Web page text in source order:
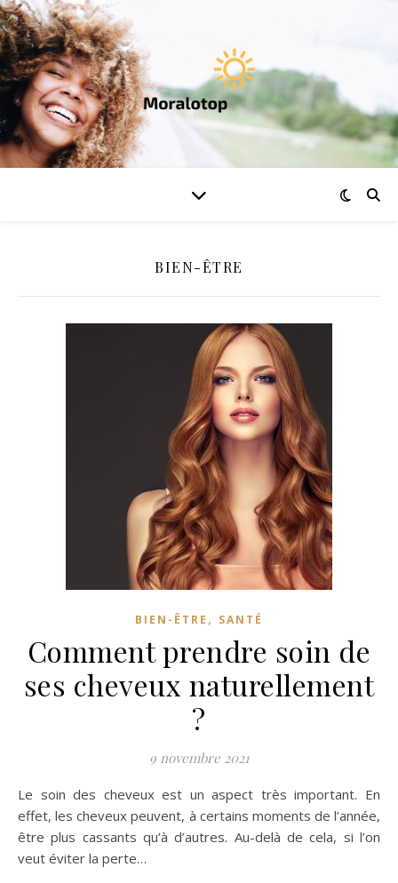
BIEN-ÊTRE
BIEN-ÊTRE , SANTÉ
Comment prendre soin de
ses cheveux naturellement
?
9 novembre 2021
Le soin des cheveux est un aspect très important. En
effet, les cheveux peuvent, à certains moments de l’année,
être plus cassants qu’à d’autres. Au-delà de cela, si l’on
veut éviter la perte…